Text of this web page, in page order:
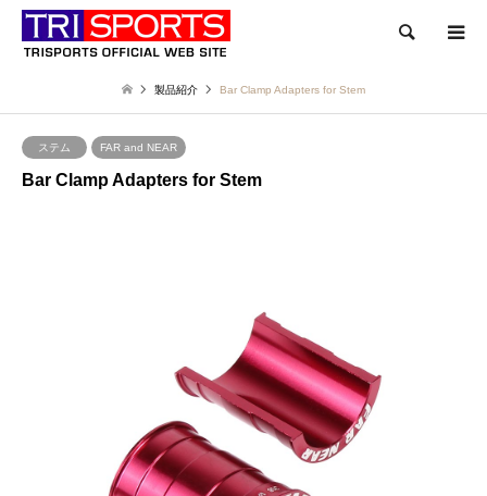
検索
製品紹介 Bar Clamp Adapters for Stem
ステム FAR and NEAR
Bar Clamp Adapters for Stem